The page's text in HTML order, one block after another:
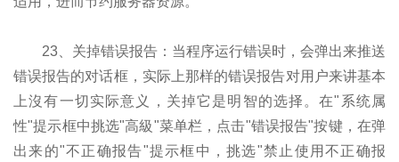
23、关掉错误报告：当程序运行错误时，会弹出来推送
错误报告的对话框，实际上那样的错误报告对用户来讲基本
上沒有一切实际意义，关掉它是明智的选择。在"系统属
性"提示框中挑选"高級"菜单栏，点击"错误报告"按键，在弹
出来的"不正确报告"提示框中，挑选"禁止使用不正确报